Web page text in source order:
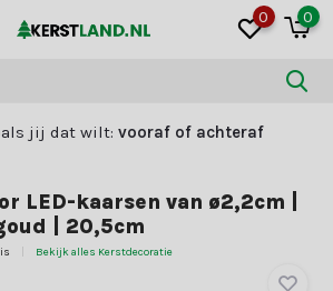
0 0
jij dat wilt: vooraf of achteraf
LED-kaarsen van ø2,2cm |
| 20,5cm
Bekijk alles Kerstdecoratie